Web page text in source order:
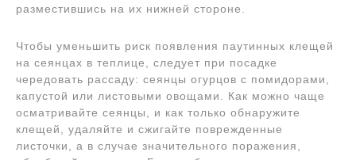
разместившись на их нижней стороне.
Чтобы уменьшить риск появления паутинных клещей
на сеянцах в теплице, следует при посадке
чередовать рассаду: сеянцы огурцов с помидорами,
капустой или листовыми овощами. Как можно чаще
осматривайте сеянцы, и как только обнаружите
клещей, удаляйте и сжигайте поврежденные
листочки, а в случае значительного поражения,